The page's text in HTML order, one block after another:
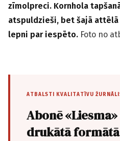
zīmolpreci. Kornhola
atspuldzieši, bet šajā attēlā
lepni par iespēto. Foto no
ATBALSTI KVALITATĪVU
Abonē
drukātā formātā